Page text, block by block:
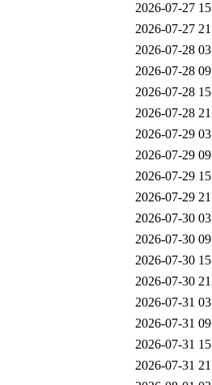
2026-07-27
2026-07-27
2026-07-28
2026-07-28
2026-07-28
2026-07-28
2026-07-29
2026-07-29
2026-07-29
2026-07-29
2026-07-30
2026-07-30
2026-07-30
2026-07-30
2026-07-31
2026-07-31
2026-07-31
2026-07-31